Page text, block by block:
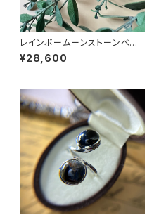
レインボームーンストーンベゼ
ルセッティングリング RG22-18
8
¥28,600